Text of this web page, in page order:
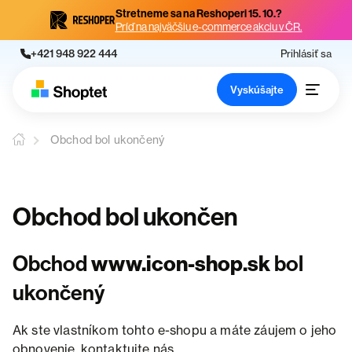
Stretneme sa na Reshoperi 15. 10.?
Príď na najväčšiu e-commerce akciu v ČR.
+421 948 922 444 Prihlásiť sa
Vyskúšajte
Obchod bol ukončený
Obchod bol ukončen
Obchodwww.icon-shop.skbol
ukončený
Ak ste vlastníkom tohto e-shopu a máte záujem o jeho
obnovenie, kontaktujte nás.